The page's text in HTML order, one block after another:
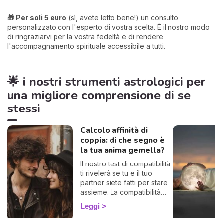
🎁 Per soli 5 euro (sì, avete letto bene!) un consulto
personalizzato con l'esperto di vostra scelta. È il nostro modo
di ringraziarvi per la vostra fedeltà e di rendere
l'accompagnamento spirituale accessibile a tutti.
🌟 i nostri strumenti astrologici per
una migliore comprensione di se
stessi
Calcolo affinità di
coppia: di che segno è
la tua anima gemella?
Il nostro test di compatibilità
ti rivelerà se tu e il tuo
partner siete fatti per stare
assieme. La compatibilità
zodiacale è uno strumento
formidabile per scoprire di
Leggi